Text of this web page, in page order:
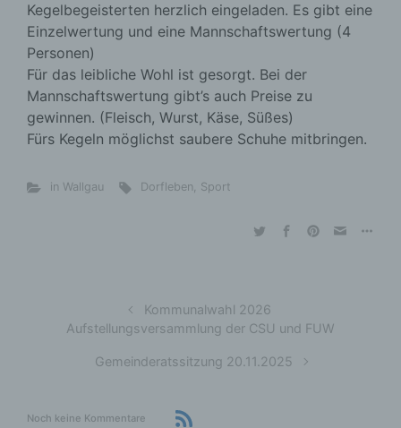
Kegelbegeisterten herzlich eingeladen. Es gibt eine
Einzelwertung und eine Mannschaftswertung (4
Personen)
Für das leibliche Wohl ist gesorgt. Bei der
Mannschaftswertung gibt’s auch Preise zu
gewinnen. (Fleisch, Wurst, Käse, Süßes)
Fürs Kegeln möglichst saubere Schuhe mitbringen.
in Wallgau Dorfleben, Sport
Kommunalwahl 2026
Aufstellungsversammlung der CSU und FUW
Gemeinderatssitzung 20.11.2025
Noch keine Kommentare